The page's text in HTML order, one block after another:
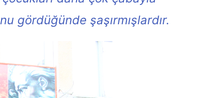
gördüğünde şaşırmışlardır.